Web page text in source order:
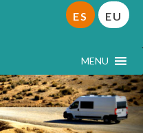
MENU
ES EU